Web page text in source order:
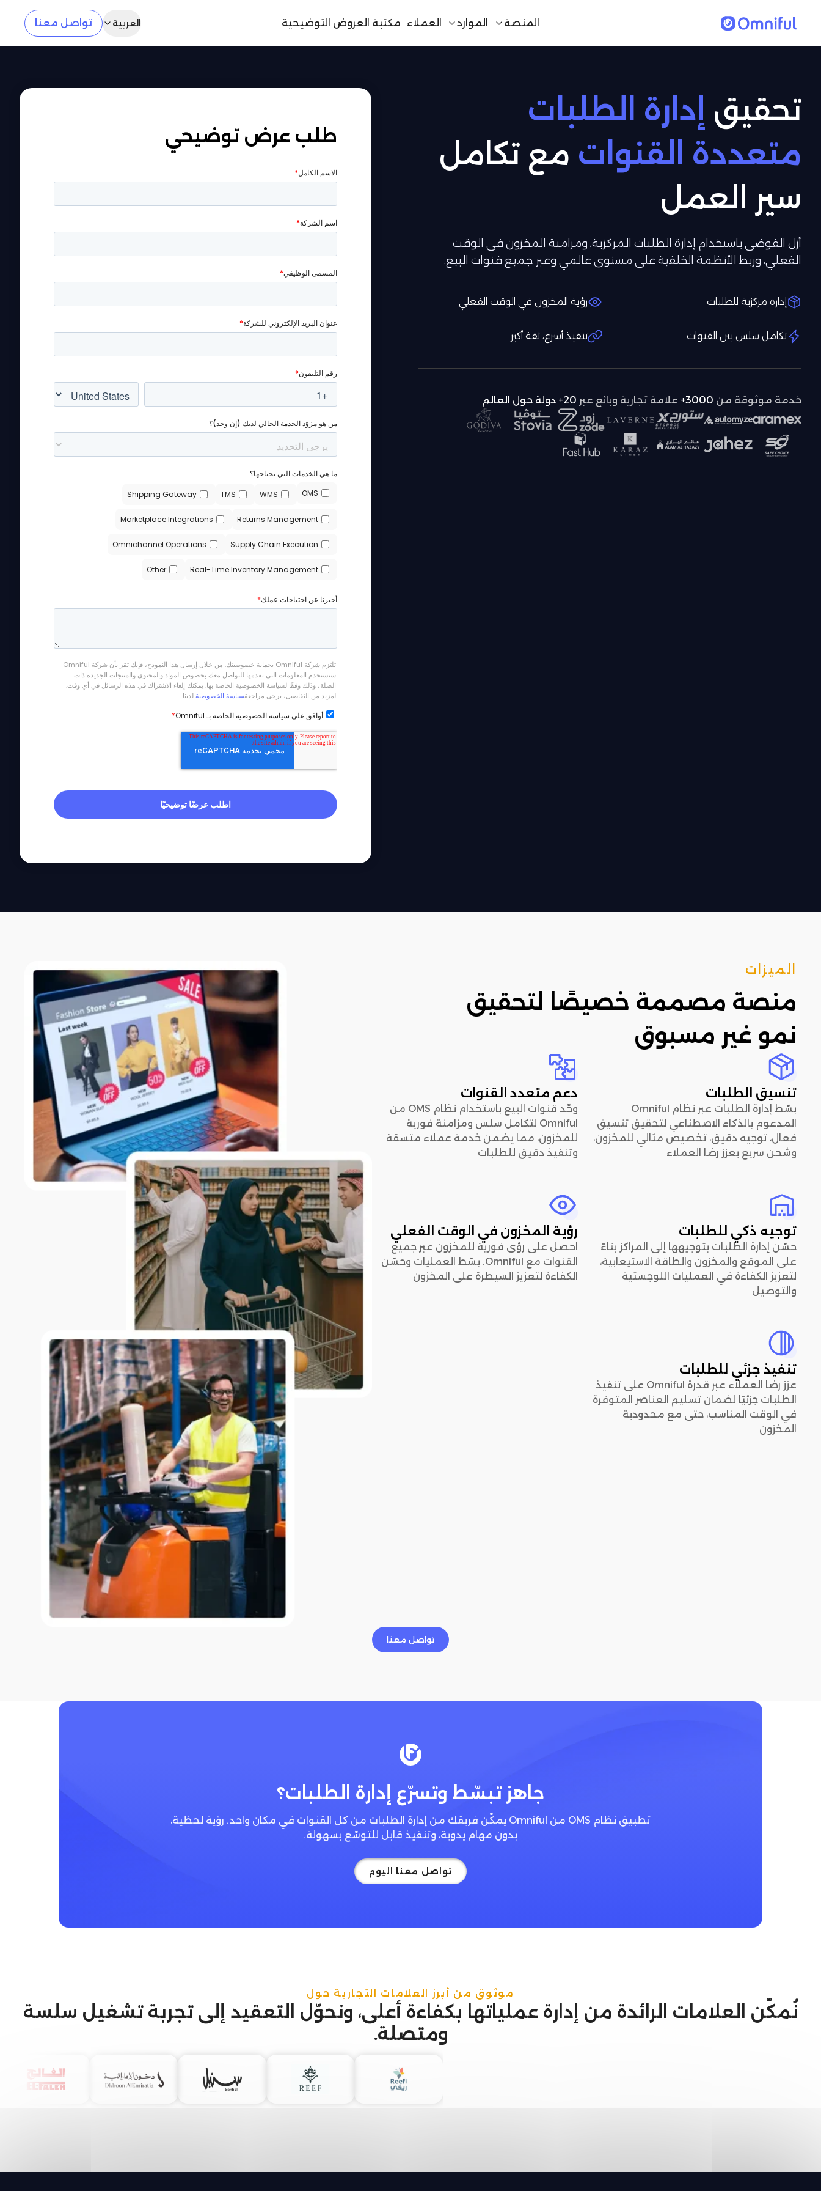
المنصة الموارد العملاء مكتبة العروض التوضيحية العربية تواصل معنا
تحقيق إدارة الطلبات
متعددة القنوات مع تكامل
سير العمل
أزل الفوضى باستخدام إدارة الطلبات المركزية، ومزامنة المخزون في الوقت
الفعلي، وربط الأنظمة الخلفية على مستوى عالمي وعبر جميع قنوات البيع.
إدارة مركزية للطلبات رؤية المخزون في الوقت الفعلي
تكامل سلس بين القنوات تنفيذ أسرع، ثقة أكبر
خدمة موثوقة من علامة تجارية وبائع عبر دولة حول العالم
طلب عرض توضيحي
الميزات
منصة مصممة خصيصًا لتحقيق
نمو غير مسبوق
تنسيق الطلبات
بسّط إدارة الطلبات عبر نظام Omniful
المدعوم بالذكاء الاصطناعي لتحقيق تنسيق
فعال، توجيه دقيق، تخصيص مثالي للمخزون،
وشحن سريع يعزز رضا العملاء
دعم متعدد القنوات
وحّد قنوات البيع باستخدام نظام OMS من
Omniful لتكامل سلس ومزامنة فورية
للمخزون، مما يضمن خدمة عملاء متسقة
وتنفيذ دقيق للطلبات
توجيه ذكي للطلبات
حسّن إدارة الطلبات بتوجيهها إلى المراكز بناءً
على الموقع والمخزون والطاقة الاستيعابية،
لتعزيز الكفاءة في العمليات اللوجستية
والتوصيل
رؤية المخزون في الوقت الفعلي
احصل على رؤى فورية للمخزون عبر جميع
القنوات مع Omniful. بسّط العمليات وحسّن
الكفاءة لتعزيز السيطرة على المخزون
تنفيذ جزئي للطلبات
عزز رضا العملاء عبر قدرة Omniful على تنفيذ
الطلبات جزئيًا لضمان تسليم العناصر المتوفرة
في الوقت المناسب، حتى مع محدودية
المخزون
تواصل معنا
جاهز تبسّط وتسرّع إدارة الطلبات؟
تطبيق نظام OMS من Omniful يمكّن فريقك من إدارة الطلبات من كل القنوات في مكان واحد. رؤية لحظية،
بدون مهام يدوية، وتنفيذ قابل للتوسّع بسهولة.
تواصل معنا اليوم
موثوق من أبرز العلامات التجارية حول
نُمكّن العلامات الرائدة من إدارة عملياتها بكفاءة أعلى، ونحوّل التعقيد إلى تجربة تشغيل سلسة
ومتصلة.